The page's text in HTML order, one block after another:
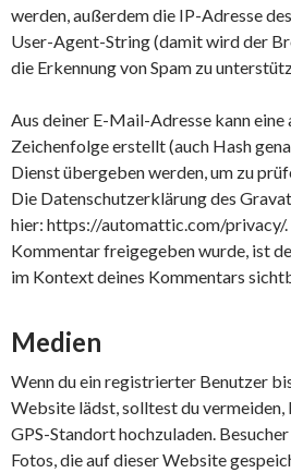
werden, außerdem die IP-Adresse
User-Agent-String (damit wird der
die Erkennung von Spam zu
Aus deiner E-Mail-Adresse kann
Zeichenfolge erstellt (auch Hash
Dienst übergeben werden, um zu
Die Datenschutzerklärung des
hier: https://automattic.com/privacy/.
Kommentar freigegeben wurde, ist
im Kontext deines Kommentars
Medien
Wenn du ein registrierter Benutzer
Website lädst, solltest du vermeiden,
GPS-Standort hochzuladen.
Fotos, die auf dieser Website